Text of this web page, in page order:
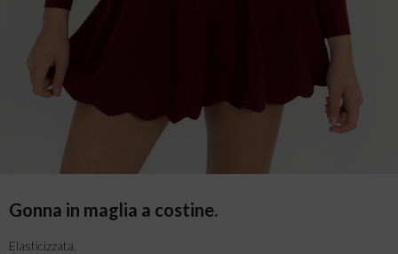
Gonna in maglia a costine.
Elasticizzata.